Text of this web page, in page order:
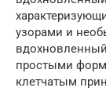
узорами и
простыми
клетчатым